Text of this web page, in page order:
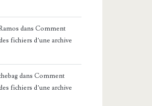
dansComment
fichiers d’une archive
dansComment
fichiers d’une archive